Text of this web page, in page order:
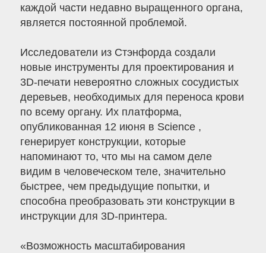
каждой части недавно выращенного органа,
является постоянной проблемой.
Исследователи из Стэнфорда создали
новые инструменты для проектирования и
3D-печати невероятно сложных сосудистых
деревьев, необходимых для переноса крови
по всему органу. Их платформа,
опубликованная 12 июня в Science ,
генерирует конструкции, которые
напоминают то, что мы на самом деле
видим в человеческом теле, значительно
быстрее, чем предыдущие попытки, и
способна преобразовать эти конструкции в
инструкции для 3D-принтера.
«Возможность масштабирования